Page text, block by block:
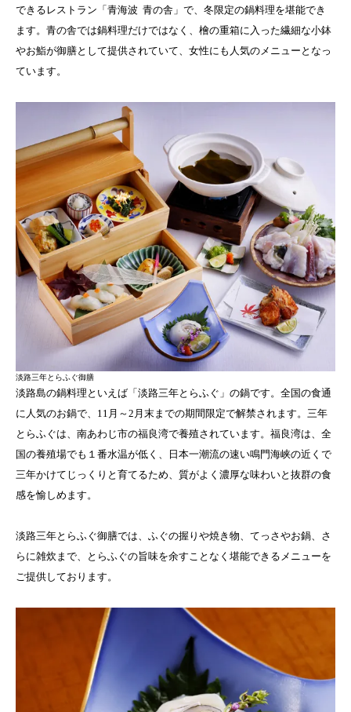
できるレストラン「青海波 青の舎」で、冬限定の鍋料理を堪能でき
ます。青の舎では鍋料理だけではなく、檜の重箱に入った繊細な小鉢
やお鮨が御膳として提供されていて、女性にも人気のメニューとなっ
ています。
淡路三年とらふぐ御膳
淡路島の鍋料理といえば「淡路三年とらふぐ」の鍋です。全国の食通
に人気のお鍋で、11月～2月末までの期間限定で解禁されます。三年
とらふぐは、南あわじ市の福良湾で養殖されています。福良湾は、全
国の養殖場でも１番水温が低く、日本一潮流の速い鳴門海峡の近くで
三年かけてじっくりと育てるため、質がよく濃厚な味わいと抜群の食
感を愉しめます。
淡路三年とらふぐ御膳では、ふぐの握りや焼き物、てっさやお鍋、さ
らに雑炊まで、とらふぐの旨味を余すことなく堪能できるメニューを
ご提供しております。